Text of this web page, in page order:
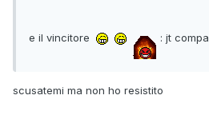
e il vincitore : jt
scusatemi ma non ho resistito